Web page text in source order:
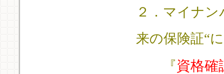
２．マイナ
来の保険証“
『資格確